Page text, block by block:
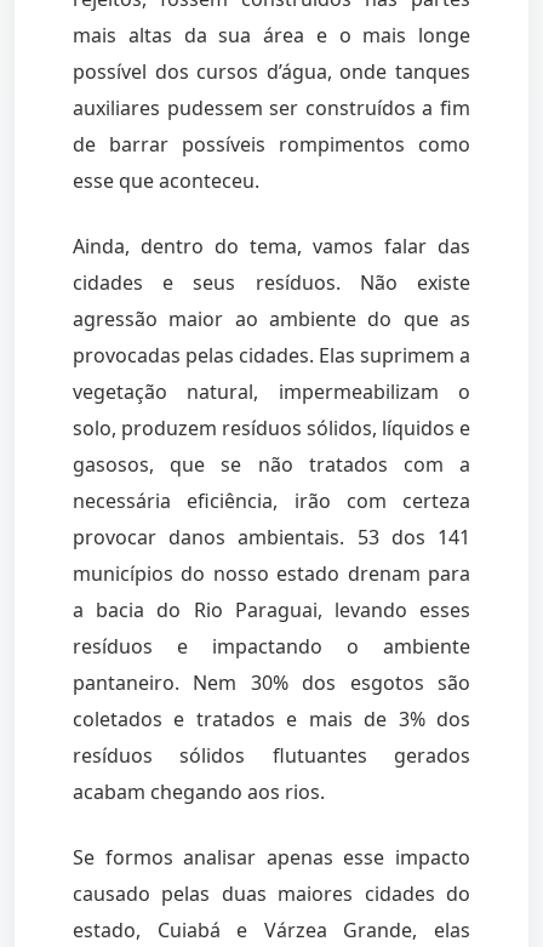
mais altas da sua área e o mais longe
possível dos cursos d’água, onde tanques
auxiliares pudessem ser construídos a fim
de barrar possíveis rompimentos como
esse que aconteceu.
Ainda, dentro do tema, vamos falar das
cidades e seus resíduos. Não existe
agressão maior ao ambiente do que as
provocadas pelas cidades. Elas suprimem a
vegetação natural, impermeabilizam o
solo, produzem resíduos sólidos, líquidos e
gasosos, que se não tratados com a
necessária eficiência, irão com certeza
provocar danos ambientais. 53 dos 141
municípios do nosso estado drenam para
a bacia do Rio Paraguai, levando esses
resíduos e impactando o ambiente
pantaneiro. Nem 30% dos esgotos são
coletados e tratados e mais de 3% dos
resíduos sólidos flutuantes gerados
acabam chegando aos rios.
Se formos analisar apenas esse impacto
causado pelas duas maiores cidades do
estado, Cuiabá e Várzea Grande, elas